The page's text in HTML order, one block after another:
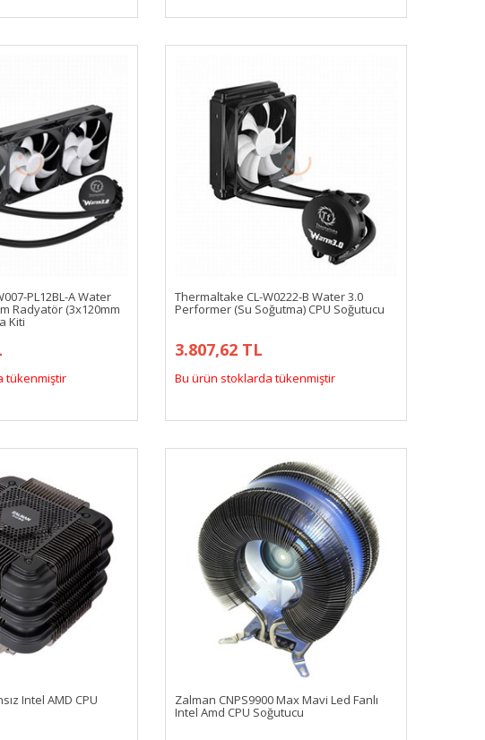
PL12BL-A Water
Radyatör (3x120mm
Kiti
tükenmiştir
Thermaltake CL-W0222-B Water 3.0
Performer (Su Soğutma) CPU Soğutucu
3.807,62 TL
Bu ürün stoklarda tükenmiştir
Intel AMD CPU Zalman CNPS9900 Max Mavi Led Fanlı
Intel Amd CPU Soğutucu